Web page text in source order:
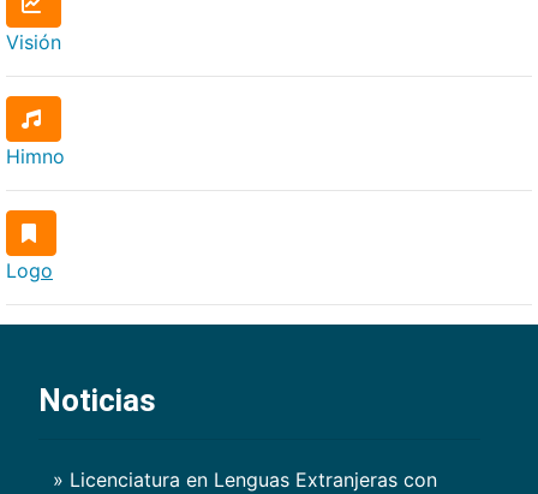
Visión
Himno
Logo
Noticias
» Licenciatura en Lenguas Extranjeras con